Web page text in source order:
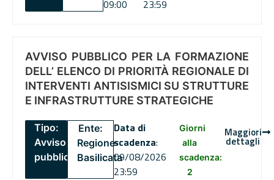
09:00 23:59
AVVISO PUBBLICO PER LA FORMAZIONE
DELL’ ELENCO DI PRIORITÀ REGIONALE DI
INTERVENTI ANTISISMICI SU STRUTTURE
E INFRASTRUTTURE STRATEGICHE
Tipo:
Avviso
pubblico
Ente:
Regione
Basilicata
Data di
scadenza:
09/08/2026
23:59
Giorni
alla
scadenza:
2
Maggiori
dettagli